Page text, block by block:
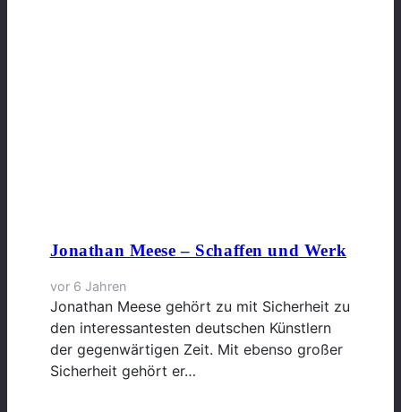
Jonathan Meese – Schaffen und Werk
vor 6 Jahren
Jonathan Meese gehört zu mit Sicherheit zu
den interessantesten deutschen Künstlern
der gegenwärtigen Zeit. Mit ebenso großer
Sicherheit gehört er…